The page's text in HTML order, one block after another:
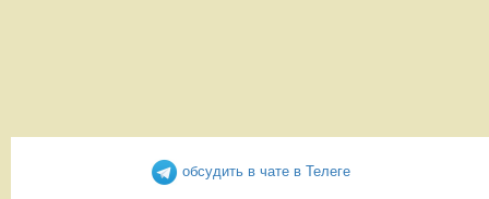
обсудить в чате в Телеге